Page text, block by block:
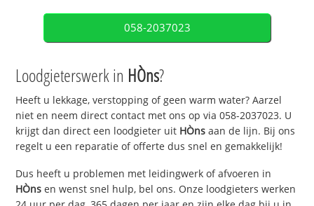
058-2037023
Loodgieterswerk in HÒns?
Heeft u lekkage, verstopping of geen warm water? Aarzel
niet en neem direct contact met ons op via 058-2037023. U
krijgt dan direct een loodgieter uit HÒns aan de lijn. Bij ons
regelt u een reparatie of offerte dus snel en gemakkelijk!
Dus heeft u problemen met leidingwerk of afvoeren in
HÒns en wenst snel hulp, bel ons. Onze loodgieters werken